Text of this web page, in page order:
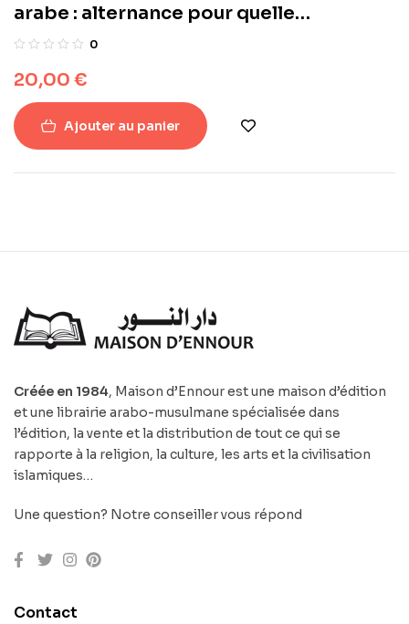
arabe : alternance pour quelle
alternative ?
0
20,00 €
Ajouter au panier
Créée en 1984, Maison d’Ennour est une maison d’édition
et une librairie arabo-musulmane spécialisée dans
l’édition, la vente et la distribution de tout ce qui se
rapporte à la religion, la culture, les arts et la civilisation
islamiques…
Une question? Notre conseiller vous répond
Contact